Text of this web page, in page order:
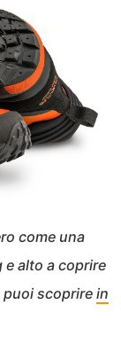
come una
e alto a coprire
puoi scoprire in